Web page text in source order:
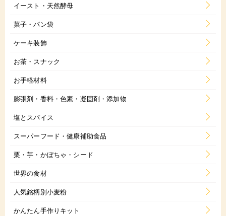
イースト・天然酵母
菓子・パン袋
ケーキ装飾
お茶・スナック
お手軽材料
膨張剤・香料・色素・凝固剤・添加物
塩とスパイス
スーパーフード・健康補助食品
栗・芋・かぼちゃ・シード
世界の食材
人気銘柄別小麦粉
かんたん手作りキット